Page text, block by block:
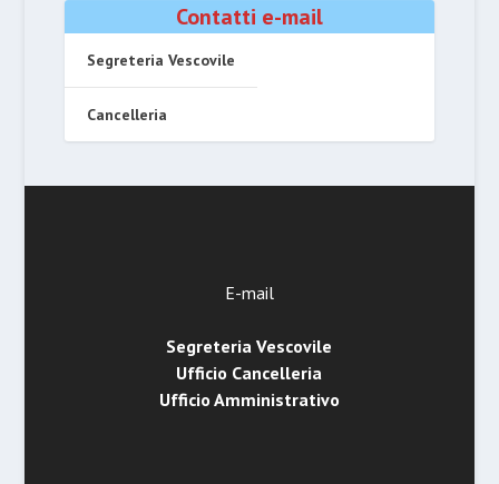
Contatti e-mail
Segreteria Vescovile
Cancelleria
E-mail
Segreteria Vescovile
Ufficio Cancelleria
Ufficio Amministrativo